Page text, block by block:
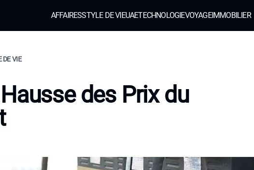
AFFAIRESSTYLE DE VIEUAETECHNOLOGIEVOYAGEIMMOBILIER
DE VIE
des Prix du